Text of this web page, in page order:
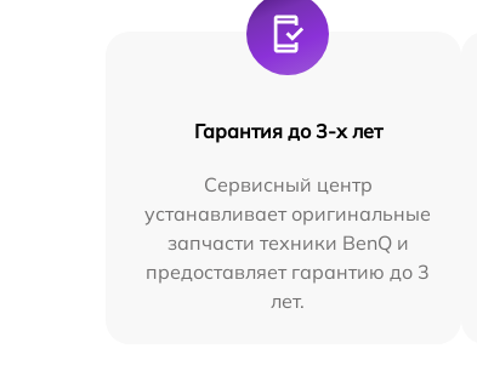
Гарантия до 3-х лет
Сервисный центр
устанавливает оригинальные
запчасти техники BenQ и
предоставляет гарантию до 3
лет.